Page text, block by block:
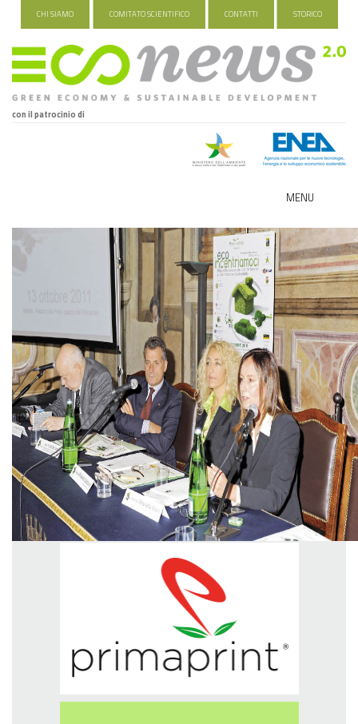
CHI SIAMO COMITATO SCIENTIFICO CONTATTI STORICO
con il patrocinio di
MENU
ECO-NOMY
HEALTH&WELLNESS
GREEN TECH
GLOCAL
ECO-EVENTI
ECOINCENTRIAMOCI